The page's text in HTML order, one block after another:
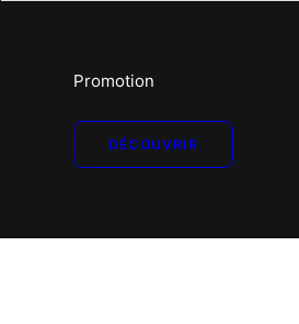
Promotion
DÉCOUVRIR